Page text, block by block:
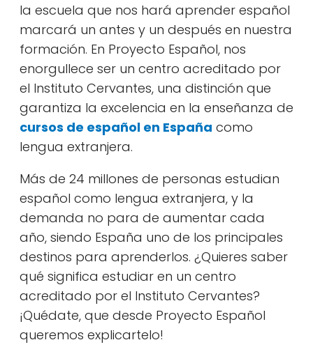
la escuela que nos hará aprender español
marcará un antes y un después en nuestra
formación. En Proyecto Español, nos
enorgullece ser un centro acreditado por
el Instituto Cervantes, una distinción que
garantiza la excelencia en la enseñanza de
cursos de español en España como
lengua extranjera.
Más de 24 millones de personas estudian
español como lengua extranjera, y la
demanda no para de aumentar cada
año, siendo España uno de los principales
destinos para aprenderlos. ¿Quieres saber
qué significa estudiar en un centro
acreditado por el Instituto Cervantes?
¡Quédate, que desde Proyecto Español
queremos explicartelo!